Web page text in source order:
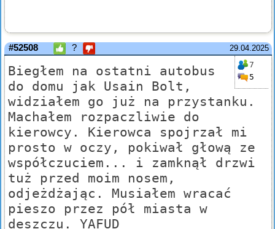
29.04.2025
#52508 ?
7
5
Biegłem na ostatni autobus
do domu jak Usain Bolt,
widziałem go już na przystanku.
Machałem rozpaczliwie do
kierowcy. Kierowca spojrzał mi
prosto w oczy, pokiwał głową ze
współczuciem... i zamknął drzwi
tuż przed moim nosem,
odjeżdżając. Musiałem wracać
pieszo przez pół miasta w
deszczu. YAFUD